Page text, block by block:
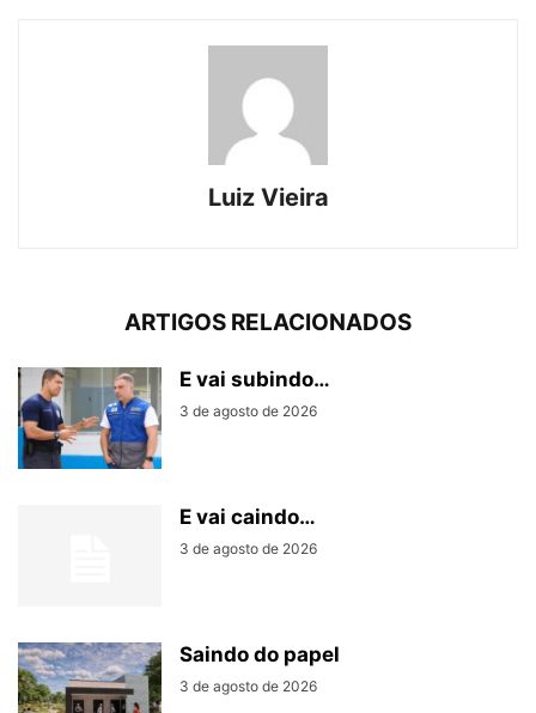
Luiz Vieira
ARTIGOS RELACIONADOS
E vai subindo…
3 de agosto de 2026
E vai caindo…
3 de agosto de 2026
Saindo do papel
3 de agosto de 2026